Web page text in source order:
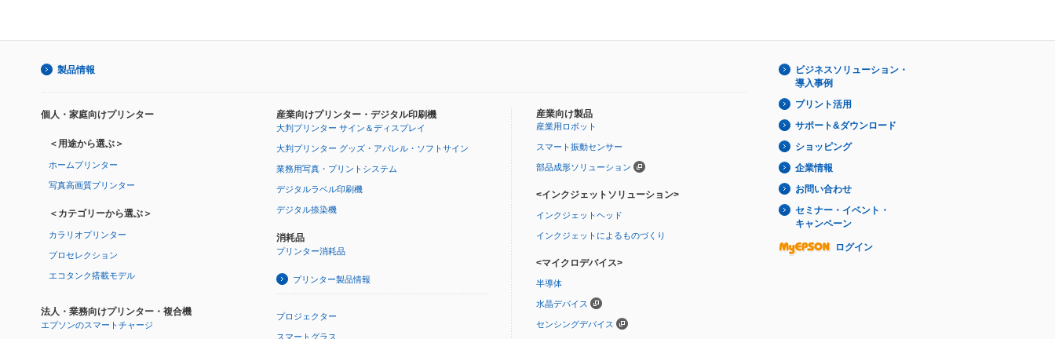
製品情報
個人・家庭向けプリンター
＜用途から選ぶ＞
ホームプリンター
写真高画質プリンター
＜カテゴリーから選ぶ＞
カラリオプリンター
プロセレクション
エコタンク搭載モデル
法人・業務向けプリンター・複合機
エプソンのスマートチャージ
産業向けプリンター・デジタル印刷機
大判プリンター サイン＆ディスプレイ
大判プリンター グッズ・アパレル・ソフトサイン
業務用写真・プリントシステム
デジタルラベル印刷機
デジタル捺染機
消耗品
プリンター消耗品
プリンター製品情報
プロジェクター
スマートグラス
産業向け製品
産業用ロボット
スマート振動センサー
部品成形ソリューション
<インクジェットソリューション>
インクジェットヘッド
インクジェットによるものづくり
<マイクロデバイス>
半導体
水晶デバイス
センシングデバイス
ビジネスソリューション・
導入事例
プリント活用
サポート&ダウンロード
ショッピング
企業情報
お問い合わせ
セミナー・イベント・
キャンペーン
ログイン